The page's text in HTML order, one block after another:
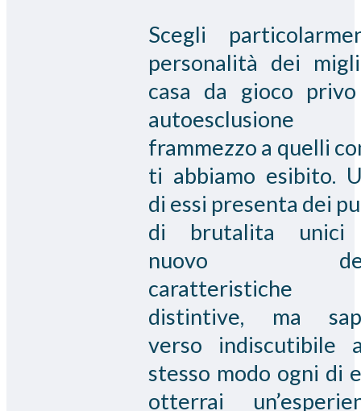
Scegli
personalità dei
casa da gioco
autoesclusione
frammezzo a quelli
ti abbiamo esibito.
di essi presenta dei
di brutalita unici
nuovo
caratteristiche
distintive, ma
verso indiscutibile
stesso modo ogni di
otterrai